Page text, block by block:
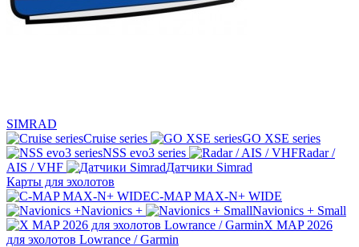
SIMRAD
Cruise series
GO XSE series
NSS evo3 series
Radar /
AIS / VHF
Датчики Simrad
Карты для эхолотов
C-MAP MAX-N+ WIDE
Navionics +
Navionics + Small
X MAP 2026
для эхолотов Lowrance / Garmin